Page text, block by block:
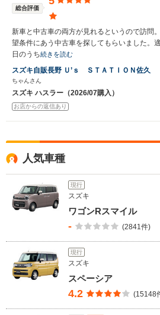
総合評価
新車と中古車の両方が見れるというので訪問
望条件にあう中古車を探してもらいました。
日のうち続きを読む
スズキ自販長野 Ｕ’ｓ ＳＴＡＴＩＯＮ佐久
ちゃんさん
スズキ ハスラー（2026/07購入）
お店からの返信あり
人気車種
現行
スズキ
ワゴンRスマイル
- (2841件)
現行
スズキ
スペーシア
4.2 (15148